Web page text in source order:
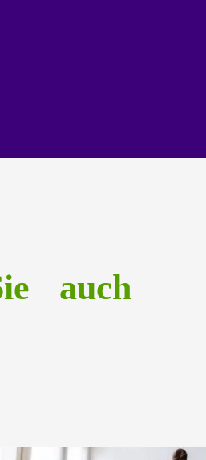
auch